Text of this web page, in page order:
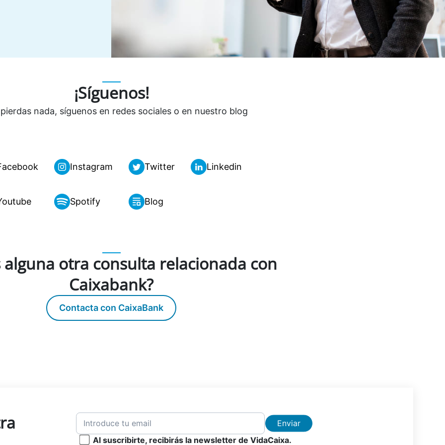
¡Síguenos!
nada, síguenos en redes sociales o en nuestro blog
Instagram Twitter Linkedin
Spotify Blog
alguna otra consulta relacionada con
Caixabank?
Contacta con CaixaBank
Enviar
Al suscribirte, recibirás la newsletter de VidaCaixa.